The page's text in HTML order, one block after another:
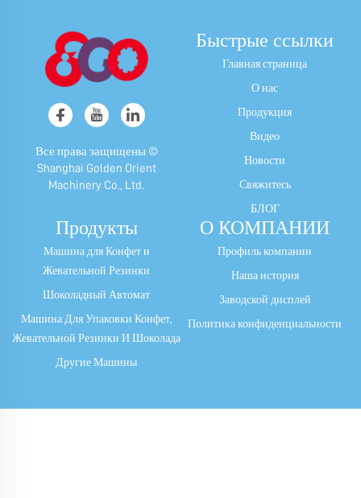
Все права защищены ©
Shanghai Golden Orient
Machinery Co., Ltd.
Быстрые ссылки
Главная страница
О нас
Продукция
Видео
Новости
Свяжитесь
БЛОГ
Продукты
Машина для Конфет и
Жевательной Резинки
Шоколадный Автомат
Машина Для Упаковки Конфет,
Жевательной Резинки И Шоколада
Другие Машины
О КОМПАНИИ
Профиль компании
Наша история
Заводской дисплей
Политика конфиденциальности